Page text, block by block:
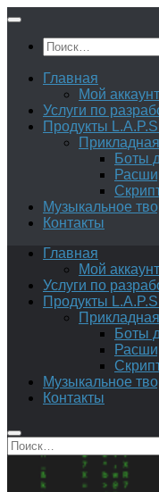
Перейти
содержимому
Найти:
Главная
Мой аккаунт
Услуги по
Продукты
Боты
Музыкальное
Контакты
Главная
Мой аккаунт
Услуги по
Продукты
Боты
Музыкальное
Контакты
Найти: